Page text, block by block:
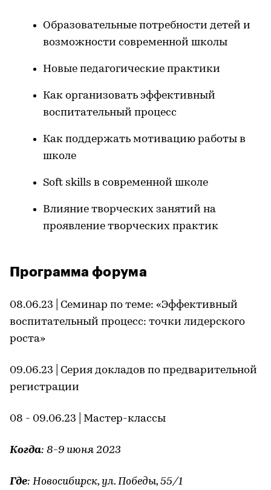
Образовательные потребности детей и
возможности современной школы
Новые педагогические практики
Как организовать эффективный
воспитательный процесс
Как поддержать мотивацию работы в
школе
Soft skills в современной школе
Влияние творческих занятий на
проявление творческих практик
Программа форума
08.06.23 | Семинар по теме: «Эффективный
воспитательный процесс: точки лидерского
роста»
09.06.23 | Серия докладов по предварительной
регистрации
08 - 09.06.23 | Мастер-классы
Когда: 8-9 июня 2023
Где: Новосибирск, ул. Победы, 55/1